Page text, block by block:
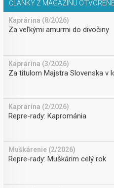
ČLÁNKY Z MAGAZÍNU
Kaprárina (8/2026)
Za veľkými amurmi do divočiny
Kaprárina (3/2026)
Za titulom Majstra Slovenska v
Kaprárina (2/2026)
Repre-rady: Kaprománia
Muškárenie (2/2026)
Repre-rady: Muškárim celý rok